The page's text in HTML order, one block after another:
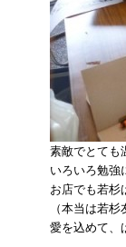
素敵でとても
いろいろ勉強
お店でも若杉
（本当は若
愛を込めて、